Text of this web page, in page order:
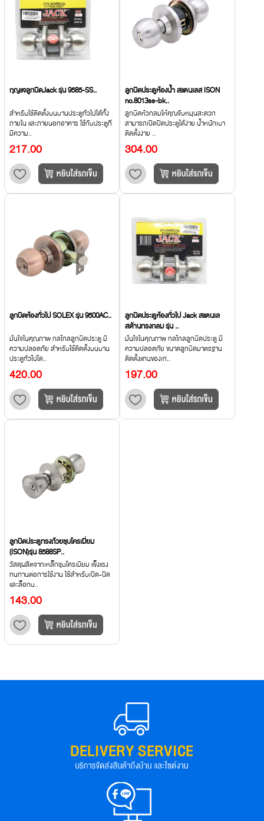
กุญแจลูกบิดJack รุ่น 9585-SS..
สำหรับใช้ติดตั้งบนบานประตูทั่วไปได้ทั้ง
ภายใน และภายนอกอาคาร ใช้กับประตูที่
มีความ..
217.00
ลูกบิดประตูห้องน้ำ สแตนเลส ISON
no.8013ss-bk..
ลูกบิดหัวกลมให้คุณจับหมุนสะดวก
สามารถเปิดปิดประตูได้ง่าย น้ำหนักเบา
ติดตั้งง่าย ..
304.00
ลูกบิดห้องทั่วไป SOLEX รุ่น 9500AC..
มั่นใจในคุณภาพ กลไกลลูกบิดประตู มี
ความปลอดภัย สำหรับใช้ติดตั้งบนบาน
ประตูทั่วไปได..
420.00
ลูกบิดประตูห้องทั่วไป Jack สแตนเล
สด้านทรงกลม รุ่น ..
มั่นใจในคุณภาพ กลไกลลูกบิดประตู มี
ความปลอดภัย ขนาดลูกบิดมาตรฐาน
ติดตั้งแทนของเก่..
197.00
ลูกบิดประตูทรงถ้วยชุบโครเมี่ยม
(ISON)รุ่น 8588SP..
วัสดุผลิตจากเหล็กชุบโครเมียม แข็งแรง
ทนทานต่อการใช้งาน ใช้สำหรับเปิด-ปิด
และล็อกบ..
143.00